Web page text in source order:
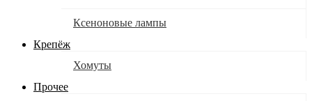
Ксеноновые лампы
Крепёж
Хомуты
Прочее